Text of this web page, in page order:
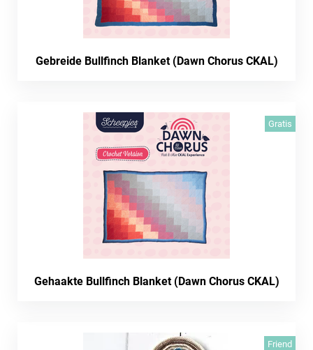
Gebreide Bullfinch Blanket (Dawn Chorus CKAL)
Gratis
Gehaakte Bullfinch Blanket (Dawn Chorus CKAL)
Friend